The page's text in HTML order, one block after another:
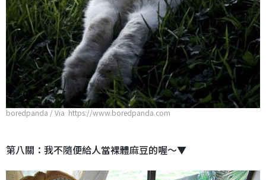
boredpanda / Via https://www.boredpanda.com
第八關：我不隨便給人當裸體麻豆的喔～▼